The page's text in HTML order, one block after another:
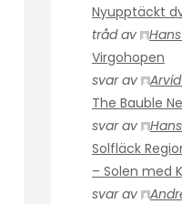
Nyupptäckt
tråd av
Virgohopen
svar av
The Bauble
svar av
Solfläck
– Solen med
svar av